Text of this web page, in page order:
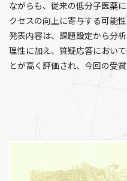
ながらも、従来の低分子医薬
クセスの向上に寄与する可能
発表内容は、課題設定から分
理性に加え、質疑応答におい
とが高く評価され、今回の受賞